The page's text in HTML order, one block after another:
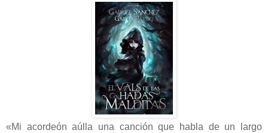
«Mi acordeón aúlla una canción que habla de un largo